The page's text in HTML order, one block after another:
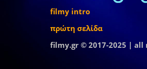
filmy intro
πρώτη σελίδα
filmy.gr © 2017-2025 | all